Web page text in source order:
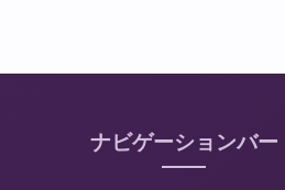
ナビゲーションバー